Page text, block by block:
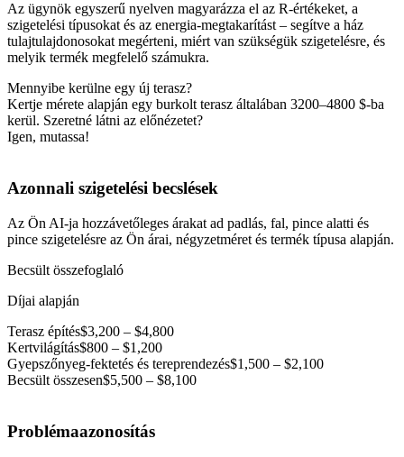
Az ügynök egyszerű nyelven magyarázza el az R-értékeket, a
szigetelési típusokat és az energia-megtakarítást – segítve a ház
tulajtulajdonosokat megérteni, miért van szükségük szigetelésre, és
melyik termék megfelelő számukra.
Mennyibe kerülne egy új terasz?
Kertje mérete alapján egy burkolt terasz általában 3200–4800 $-ba
kerül. Szeretné látni az előnézetet?
Igen, mutassa!
Azonnali szigetelési becslések
Az Ön AI-ja hozzávetőleges árakat ad padlás, fal, pince alatti és
pince szigetelésre az Ön árai, négyzetméret és termék típusa alapján.
Becsült összefoglaló
Díjai alapján
Terasz építés$3,200 – $4,800
Kertvilágítás$800 – $1,200
Gyepszőnyeg-fektetés és tereprendezés$1,500 – $2,100
Becsült összesen$5,500 – $8,100
Problémaazonosítás